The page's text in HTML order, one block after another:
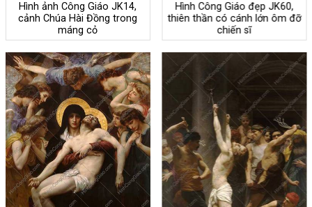
Hình ảnh Công Giáo JK14,
cảnh Chúa Hài Đồng trong
máng cỏ
Hình Công Giáo đẹp JK60,
thiên thần có cánh lớn ôm đỡ
chiến sĩ